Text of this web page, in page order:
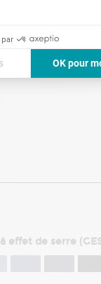
OK pour
effet de serre